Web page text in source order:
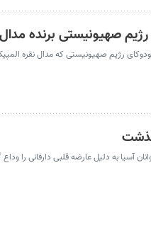
صهیونیستی برنده
رژیم صهیونیستی که مدال نقره
آسیا به دلیل عارضه قلبی دارفانی را